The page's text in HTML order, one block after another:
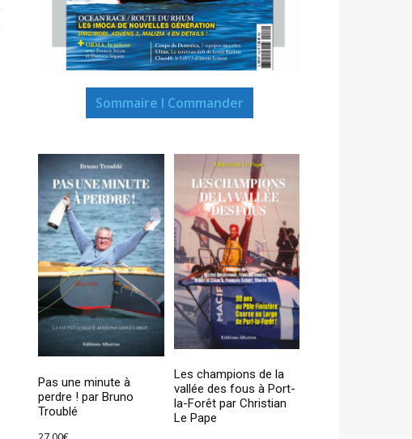
Sommaire I Commander
Pas une minute à
perdre ! par Bruno
Troublé
Les champions de la
vallée des fous à Port-
la-Forêt par Christian
Le Pape